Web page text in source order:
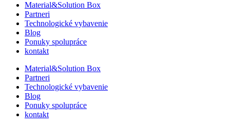
Material&Solution Box
Partneri
Technologické vybavenie
Blog
Ponuky spolupráce
kontakt
Material&Solution Box
Partneri
Technologické vybavenie
Blog
Ponuky spolupráce
kontakt